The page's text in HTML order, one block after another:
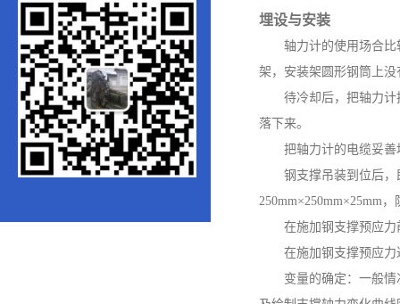
埋设与安装
轴力计的使用场合
架，安装架圆形钢筒上
待冷却后，把轴力
落下来。
把轴力计的电缆妥
钢支撑吊装到位后
250mm×250mm×25mm
在施加钢支撑预应
在施加钢支撑预应
变量的确定：一般